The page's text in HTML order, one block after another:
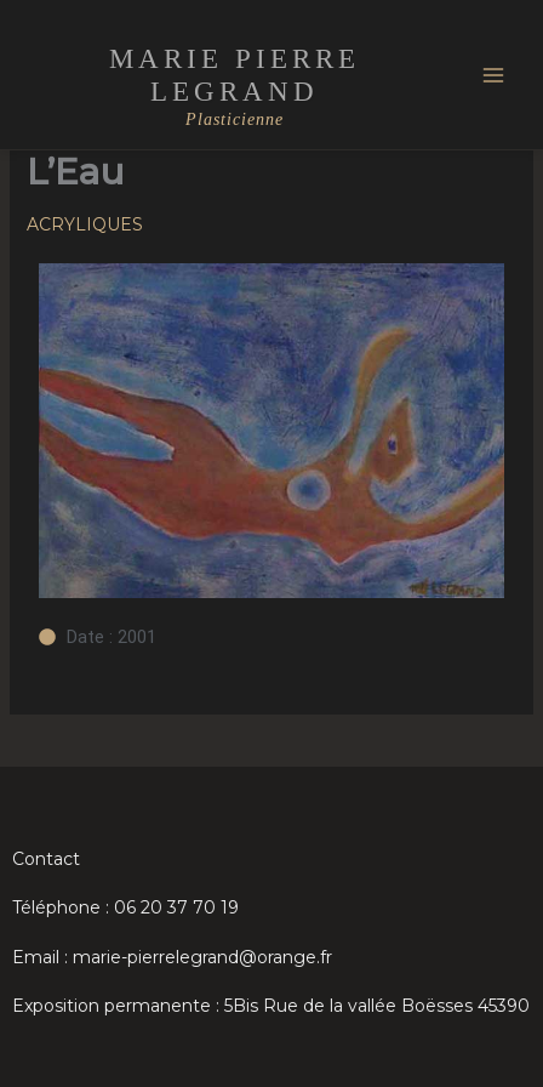
MARIE PIERRE
LEGRAND
Plasticienne
L’Eau
ACRYLIQUES
Date : 2001
Contact
Téléphone : 06 20 37 70 19
Email : marie-pierrelegrand@orange.fr
Exposition permanente : 5Bis Rue de la vallée Boësses 45390